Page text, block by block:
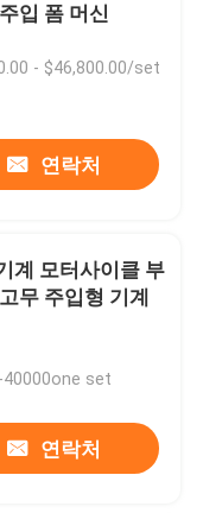
입 폼 머신
- $46,800.00/set
연락처
계 모터사이클 부
무 주입형 기계
40000one set
연락처